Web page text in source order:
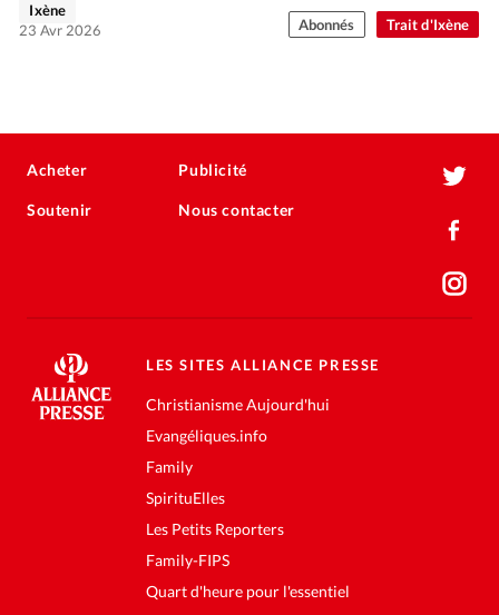
Trait d'Ixène
Ixène
23 Avr 2026
Abonnés
Acheter
Soutenir
Publicité
Nous contacter
LES SITES ALLIANCE PRESSE
Christianisme Aujourd'hui
Evangéliques.info
Family
SpirituElles
Les Petits Reporters
Family-FIPS
Quart d'heure pour l'essentiel